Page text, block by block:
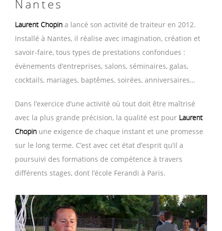
Nantes
Laurent Chopin a lancé son activité de traiteur en 2012.
Installé à Nantes, il réalise avec imagination, création et
savoir-faire, tous types de prestations confondues :
évènements d’entreprises, salons, séminaires, galas,
cocktails, mariages, baptêmes, soirées, anniversaires…
Dans l’exercice d’une activité où tout doit être maîtrisé
avec la plus grande précision, la qualité est pour Laurent
Chopin une exigence de chaque instant et une promesse
sur le long terme. C’est avec cet état d’esprit qu’il a
poursuivi des formations de compétence à travers
différents stages, dont l’école Ferandi à Paris.